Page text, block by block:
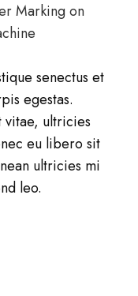
Marking on
senectus et
egestas.
vitae, ultricies
eu libero sit
ultricies mi
leo.